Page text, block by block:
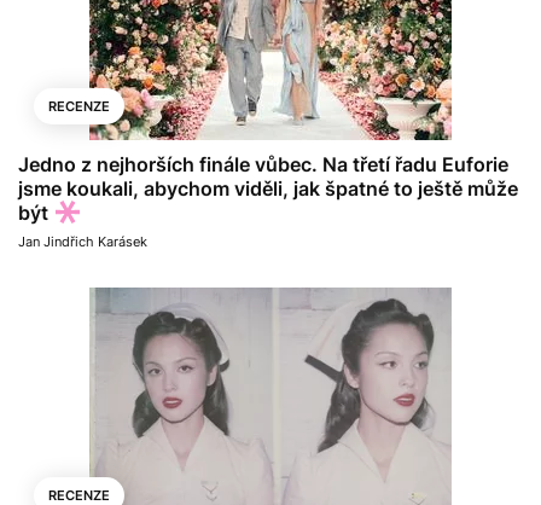
RECENZE
Jedno z nejhorších finále vůbec. Na třetí řadu Euforie
jsme koukali, abychom viděli, jak špatné to ještě může
být
Jan Jindřich Karásek
RECENZE